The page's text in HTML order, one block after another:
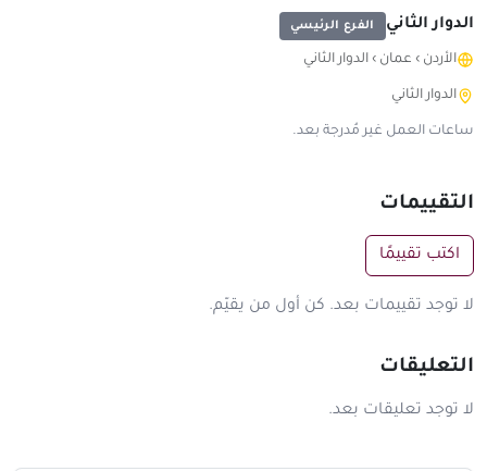
الدوار الثاني الفرع الرئيسي
الأردن › عمان › الدوار الثاني
الدوار الثاني
ساعات العمل غير مُدرجة بعد.
التقييمات
اكتب تقييمًا
لا توجد تقييمات بعد. كن أول من يقيّم.
التعليقات
لا توجد تعليقات بعد.